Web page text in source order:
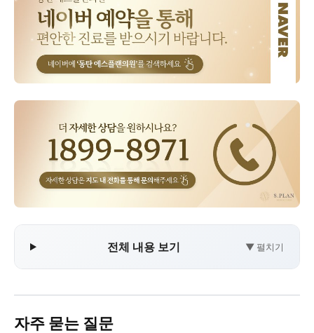
전체 내용 보기 ▼ 펼치기
자주 묻는 질문